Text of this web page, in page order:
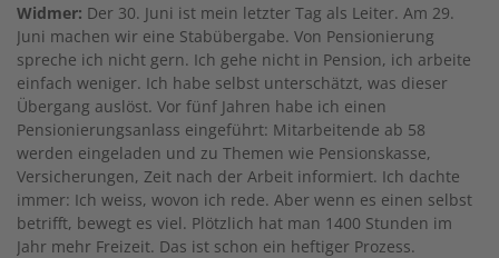
Widmer: Der 30. Juni ist mein letzter Tag als Leiter. Am 29.
Juni machen wir eine Stabübergabe. Von Pensionierung
spreche ich nicht gern. Ich gehe nicht in Pension, ich arbeite
einfach weniger. Ich habe selbst unterschätzt, was dieser
Übergang auslöst. Vor fünf Jahren habe ich einen
Pensionierungsanlass eingeführt: Mitarbeitende ab 58
werden eingeladen und zu Themen wie Pensionskasse,
Versicherungen, Zeit nach der Arbeit informiert. Ich dachte
immer: Ich weiss, wovon ich rede. Aber wenn es einen selbst
betrifft, bewegt es viel. Plötzlich hat man 1400 Stunden im
Jahr mehr Freizeit. Das ist schon ein heftiger Prozess.